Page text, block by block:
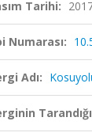
Tarihi:
Numarası:
Adı: